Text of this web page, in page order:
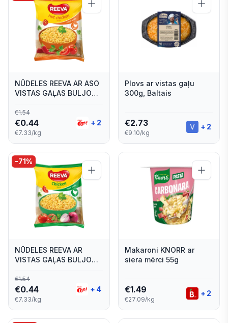
NŪDELES REEVA AR ASO
VISTAS GAĻAS BULJONU
€1.54
€0.44
€7.33/kg
+ 2
Plovs ar vistas gaļu
300g, Baltais
€2.73
€9.10/kg
+ 2
-71%
NŪDELES REEVA AR
VISTAS GAĻAS BULJONU
€1.54
€0.44
€7.33/kg
+ 4
Makaroni KNORR ar
siera mērci 55g
€1.49
€27.09/kg
+ 2